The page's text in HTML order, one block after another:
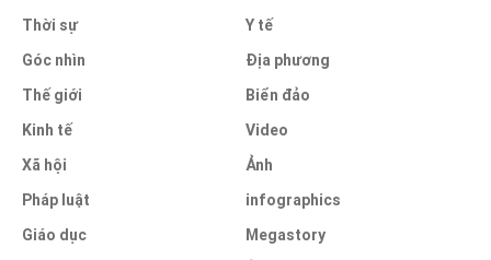
Thời sự
Góc nhìn
Thế giới
Kinh tế
Xã hội
Pháp luật
Giáo dục
Y tế
Địa phương
Biển đảo
Video
Ảnh
infographics
Megastory